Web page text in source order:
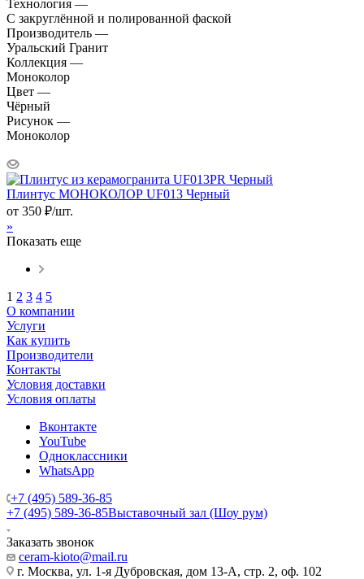
Технология —
С закруглённой и полированной фаской
Производитель —
Уральский Гранит
Коллекция —
Моноколор
Цвет —
Чёрный
Рисунок —
Моноколор
Плинтус МОНОКОЛОР UF013 Черный
от 350 ₽/шт.
»
Показать еще
1 2 3 4 5
О компании
Услуги
Как купить
Производители
Контакты
Условия доставки
Условия оплаты
Вконтакте
YouTube
Одноклассники
WhatsApp
+7 (495) 589-36-85
+7 (495) 589-36-85Выставочный зал (Шоу рум)
Заказать звонок
ceram-kioto@mail.ru
г. Москва, ул. 1-я Дубровская, дом 13-А, стр. 2, оф. 102